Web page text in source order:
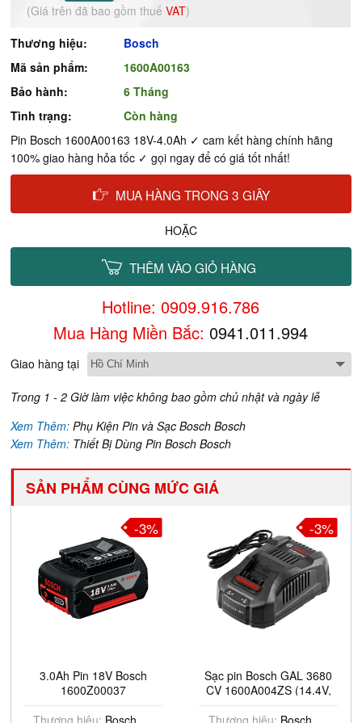
(Giá trên đã bao gồm thuếVAT)
Thương hiệu:
Bosch
Mã sản phẩm:
1600A00163
Bảo hành:
6 Tháng
Tình trạng:
Còn hàng
Pin Bosch 1600A00163 18V-4.0Ah ✓ cam kết hàng chính hãng
100% giao hàng hỏa tốc ✓ gọi ngay để có giá tốt nhất!
MUA HÀNG TRONG 3 GIÂY
HOẶC
THÊM VÀO GIỎ HÀNG
Hotline: 0909.916.786
Mua Hàng Miền Bắc: 0941.011.994
Giao hàng tại
Trong 1 - 2 Giờ làm việc không bao gồm chủ nhật và ngày lễ
Xem Thêm:Phụ Kiện Pin và Sạc Bosch Bosch
Xem Thêm: Thiết Bị Dùng Pin Bosch Bosch
SẢN PHẨM CÙNG MỨC GIÁ
3.0Ah Pin 18V Bosch
1600Z00037
Thương hiệu: Bosch
-3%
Sạc pin Bosch GAL 3680
CV 1600A004ZS (14.4V,
Thương hiệu: Bosch
-3%